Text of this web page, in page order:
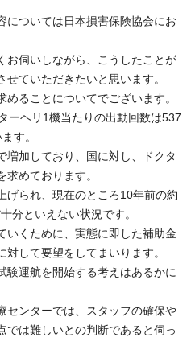
については日本損害保険協会にお
お伺いしながら、こうしたことが
ていただきたいと思います。
ることについてでございます。
ーヘリ1機当たりの出動回数は537
す。
増加しており、国に対し、ドクタ
めております。
げられ、現在のところ10年前の約
分といえない状況です。
いくために、実態に即した補助金
して要望をしてまいります。
験運航を開始する考えはあるかに
センターでは、スタッフの確保や
では難しいとの判断であると伺っ